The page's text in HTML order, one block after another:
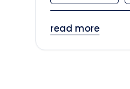
read more